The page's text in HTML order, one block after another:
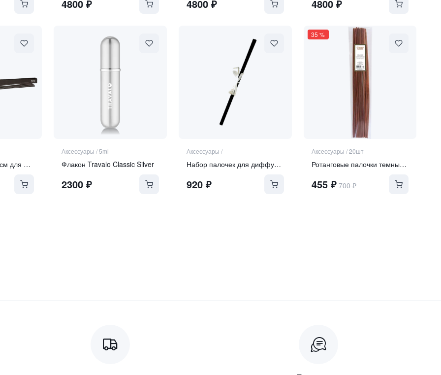
4800 ₽ 4800₽ 4800₽
Палочки черные 42см для диффузора 500мл
Аксессуары /5ml
Флакон Travalo Classic Silver
2300 ₽
Аксессуары /
Набор палочек для диффузора 1000ml (40см
920₽
35 %
Аксессуары /20шт
Ротанговые палочки темные 21см
455₽ 700₽